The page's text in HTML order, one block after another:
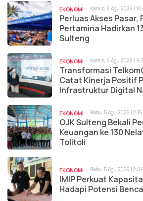
EKONOMI Kamis, 6 Agu 2026 |
Perluas Akses Pasar,
Pertamina Hadirkan
Sulteng
EKONOMI Kamis, 6 Agu 2026 |
Transformasi
Catat Kinerja Positif
Infrastruktur Digital
EKONOMI Rabu, 5 Agu 2026 |
OJK Sulteng Bekali
Keuangan ke 130
Tolitoli
EKONOMI Rabu, 5 Agu 2026 |
IMIP Perkuat
Hadapi Potensi